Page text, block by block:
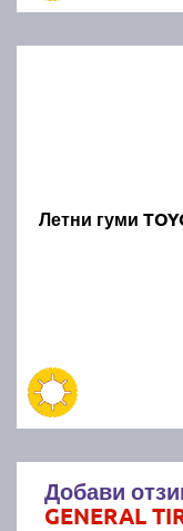
Летни гуми
Добави
GENERAL